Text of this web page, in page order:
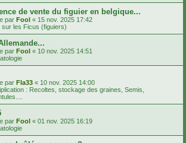
de vente du figuier en belgique...
par Fool « 15 nov. 2025 17:42
sur les Ficus (figuiers)
par Fool « 10 nov. 2025 14:51
par Fla33 « 10 nov. 2025 14:00
: Recoltes, stockage des graines, Semis,
par Fool « 01 nov. 2025 16:19